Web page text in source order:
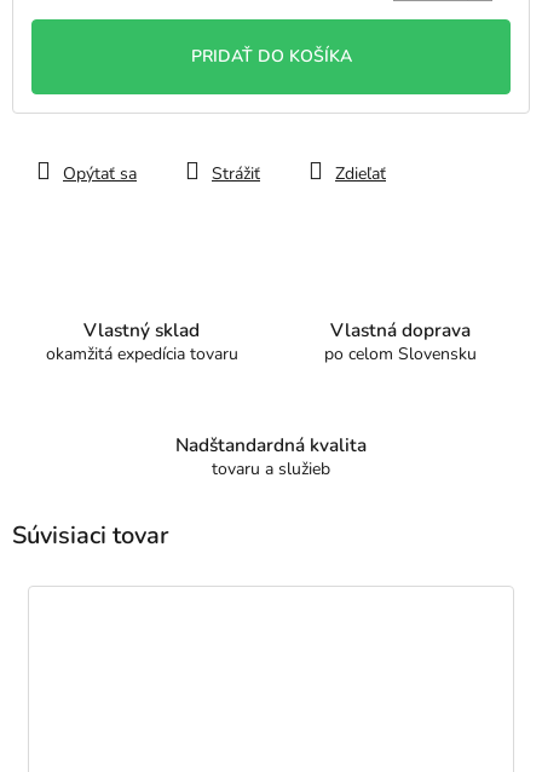
PRIDAŤ DO KOŠÍKA
Opýtať sa Strážiť Zdieľať
Vlastný sklad
okamžitá expedícia tovaru
Vlastná doprava
po celom Slovensku
Nadštandardná kvalita
tovaru a služieb
Súvisiaci tovar